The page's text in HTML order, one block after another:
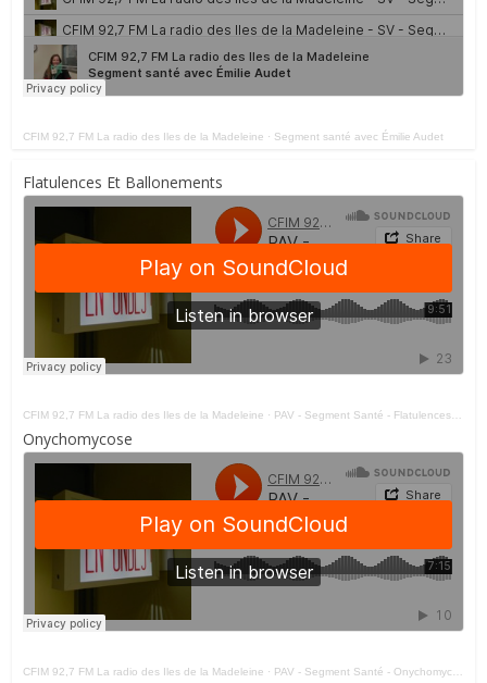
CFIM 92,7 FM La radio des Iles de la Madeleine · Segment santé avec Émilie Audet
Flatulences Et Ballonements
CFIM 92,7 FM La radio des Iles de la Madeleine · PAV - Segment Santé - Flatulences Et Ballonements 070621 -
Onychomycose
CFIM 92,7 FM La radio des Iles de la Madeleine · PAV - Segment Santé - Onychomycose 310521 -